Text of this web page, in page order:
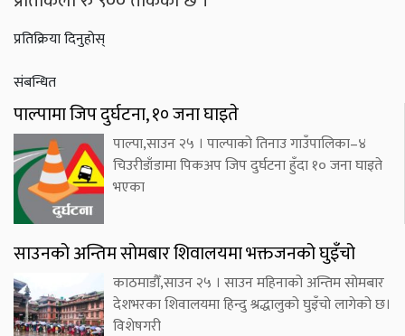
प्रतिक्रिया दिनुहोस्
संबन्धित
पाल्पामा जिप दुर्घटना, १० जना घाइते
पाल्पा,साउन २५ । पाल्पाको तिनाउ गाउँपालिका–४
चिउरीडाँडामा पिकअप जिप दुर्घटना हुँदा १० जना घाइते
भएका
साउनको अन्तिम सोमबार शिवालयमा भक्तजनको घुइँचो
काठमाडौँ,साउन २५ । साउन महिनाको अन्तिम सोमबार
देशभरका शिवालयमा हिन्दु श्रद्धालुको घुइँचो लागेको छ।
विशेषगरी